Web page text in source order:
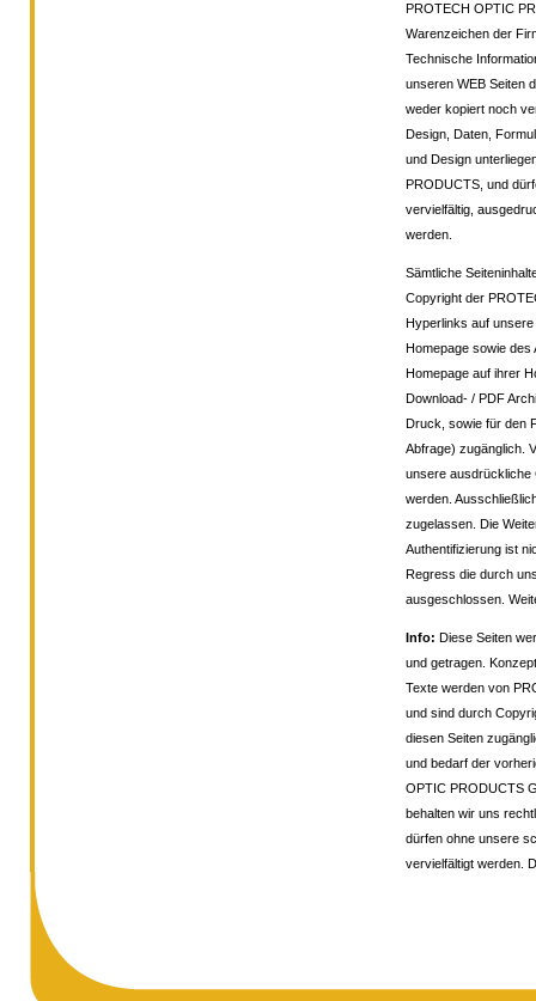
PROTECH OPTIC
Warenzeichen der
Technische
unseren WEB Seiten
weder kopiert noch
Design, Daten,
und Design
PRODUCTS, und
vervielfältig,
werden.
Sämtliche
Copyright der
Hyperlinks auf
Homepage sowie des
Homepage auf ihrer
Download- / PDF
Druck, sowie für den
Abfrage) zugänglich.
unsere ausdrückliche
werden.
zugelassen. Die
Authentifizierung ist
Regress die durch
ausgeschlossen.
Info: Diese Seiten
und getragen.
Texte werden von
und sind durch
diesen Seiten
und bedarf der
OPTIC PRODUCTS
behalten wir uns
dürfen ohne unsere
vervielfältigt werden.